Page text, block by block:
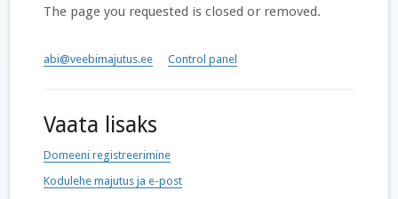
The page you requested is closed or removed.
abi@veebimajutus.ee Control panel
Vaata lisaks
Domeeni registreerimine
Kodulehe majutus ja e-post